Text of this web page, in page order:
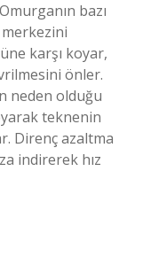
bazı
merkezini
karşı koyar,
önler.
neden olduğu
teknenin
Direnç azaltma
indirerek hız